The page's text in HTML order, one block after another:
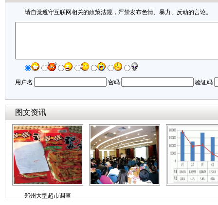
请自觉遵守互联网相关的政策法规，严禁发布色情、暴力、反动的言论。
用户名: 密码: 验证码:
图文资讯
郑州大型超市调查